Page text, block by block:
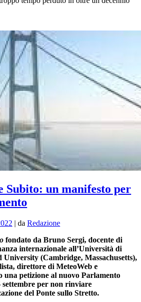
Subito: un manifesto per
| da Redazione
fondato da Bruno Sergi, docente di
internazionale all’Università di
University (Cambridge, Massachusetts),
direttore di MeteoWeb e
una petizione al nuovo Parlamento
settembre per non rinviare
del Ponte sullo Stretto.